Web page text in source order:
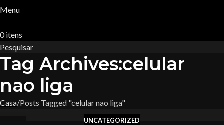
Menu
0itens
Pesquisar
Tag Archives:celular
nao liga
Casa Posts Tagged "celular nao liga"
UNCATEGORIZED